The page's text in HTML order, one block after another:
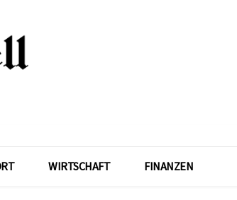
WIRTSCHAFT FINANZEN